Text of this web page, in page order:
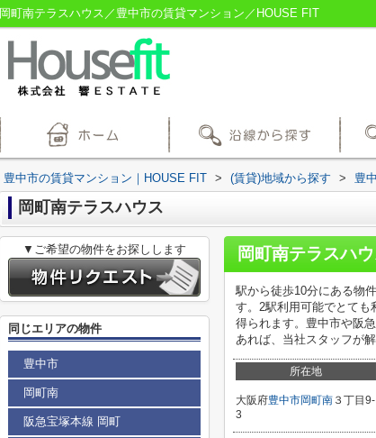
岡町南テラスハウス／豊中市の賃貸マンション／HOUSE FIT
豊中市の賃貸マンション｜HOUSE FIT > (賃貸)地域から探す > 豊
岡町南テラスハウス
岡町南テラスハ
駅から徒歩10分にある物
す。2駅利用可能でとても
得られます。豊中市や阪
あれば、当社スタッフが解
所在地
大阪府豊中市岡町南 ３丁目9-
3
▼ご希望の物件をお探しします
同じエリアの物件
豊中市
岡町南
阪急宝塚本線 岡町